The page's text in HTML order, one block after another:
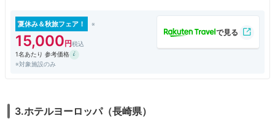
夏休み＆秋旅フェア！
15,000
1名あたり 参考価格
※対象施設のみ
3.ホテルヨーロッパ（長崎県）